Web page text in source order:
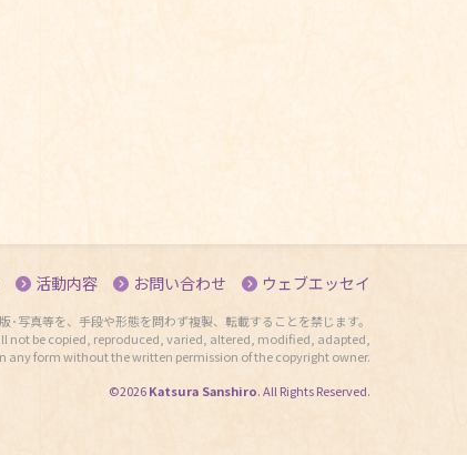
活動内容 お問い合わせ ウェブエッセイ
･写真等を、手段や形態を問わず複製、転載することを禁じます。
not be copied, reproduced, varied, altered, modified, adapted,
any form without the written permission of the copyright owner.
©2026Katsura Sanshiro. All Rights Reserved.